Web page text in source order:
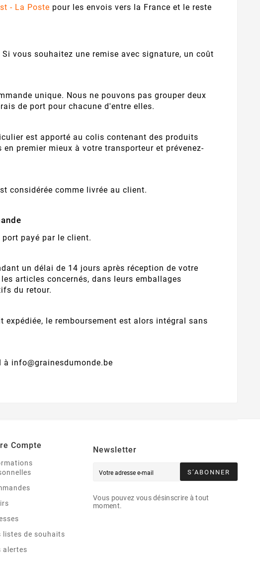
- La Poste pour les envois vers la France et le reste
vous souhaitez une remise avec signature, un coût
unique. Nous ne pouvons pas grouper deux
de port pour chacune d'entre elles.
est apporté au colis contenant des produits
premier mieux à votre transporteur et prévenez-
considérée comme livrée au client.
payé par le client.
un délai de 14 jours après réception de votre
articles concernés, dans leurs emballages
du retour.
le remboursement est alors intégral sans
info@grainesdumonde.be
Compte
listes de souhaits
alertes
Newsletter
S’ABONNER
Vous pouvez vous désinscrire à tout
moment.